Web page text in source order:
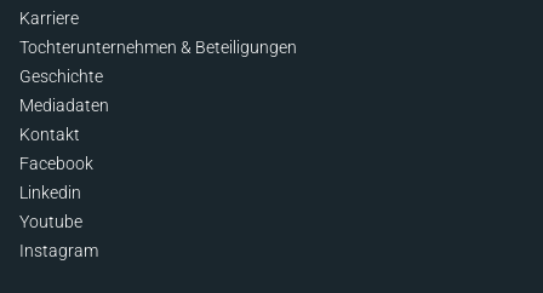
Karriere
Tochterunternehmen & Beteiligungen
Geschichte
Mediadaten
Kontakt
Facebook
Linkedin
Youtube
Instagram